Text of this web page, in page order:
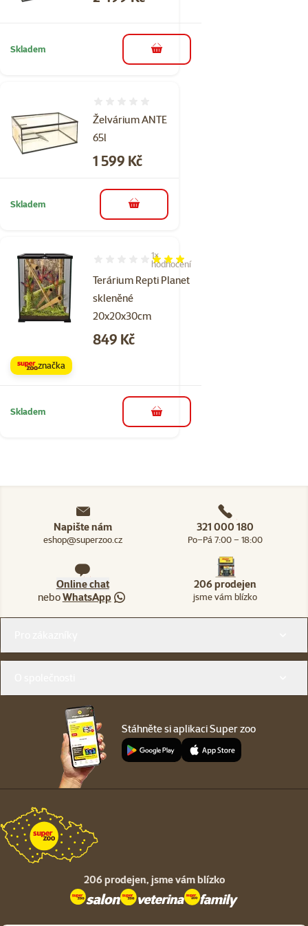
Skladem do košíku
Želvárium ANTE
65l
Cena
1 599 Kč
Skladem do košíku
Terárium Repti Planet
skleněné
20x20x30cm
Hodnocení 60%, počet hodnocení: 1
1×
hodnocení
Cena
849 Kč
značka
Skladem do košíku
Napište nám
eshop@superzoo.cz
321 000 180
Po–Pá 7:00 – 18:00
Online chat
neboWhatsApp
206 prodejen
jsme vám blízko
Stáhněte si aplikaci Super zoo
206 prodejen, jsme vám blízko